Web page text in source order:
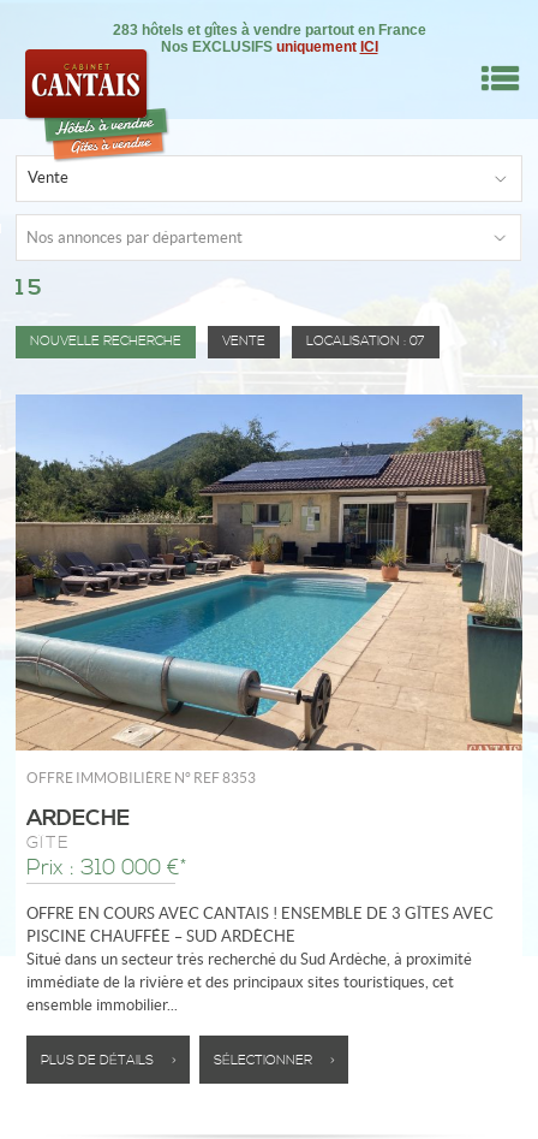
283 hôtels et gîtes à vendre partout en France
Nos EXCLUSIFS uniquement ICI
BIEN
Vente
Nos annonces par département
15
NOUVELLE RECHERCHE VENTE LOCALISATION : 07
OFFRE IMMOBILIÈRE N° REF 8353
ARDECHE
GÎTE
Prix : 310 000 €*
OFFRE EN COURS AVEC CANTAIS ! ENSEMBLE DE 3 GÎTES AVEC
PISCINE CHAUFFÉE – SUD ARDÈCHE
Situé dans un secteur très recherché du Sud Ardèche, à proximité
immédiate de la rivière et des principaux sites touristiques, cet
ensemble immobilier...
PLUS DE DÉTAILS > SÉLECTIONNER >